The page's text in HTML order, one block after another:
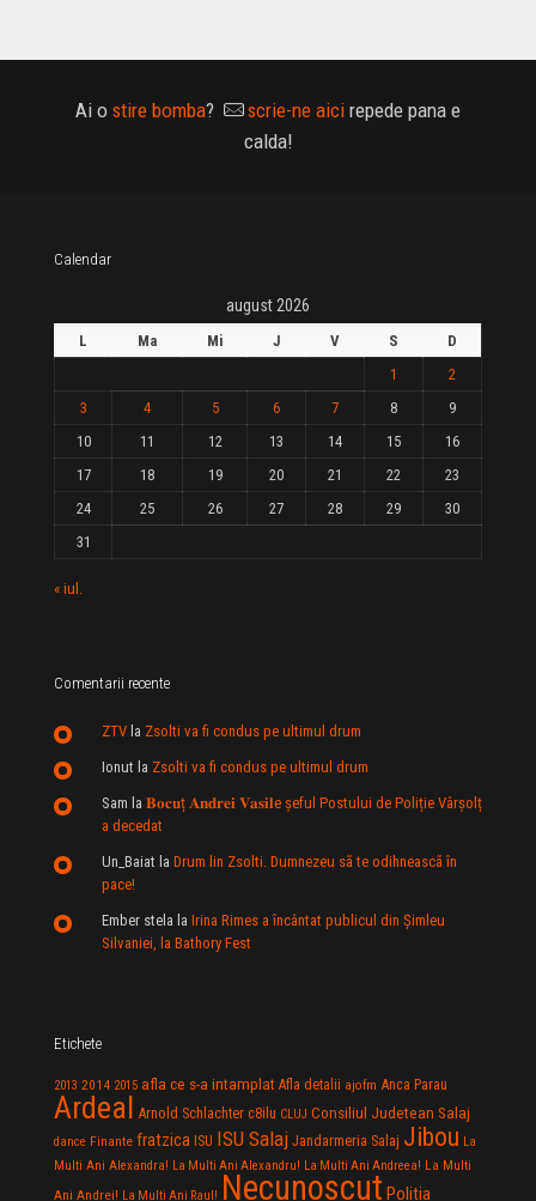
Ai o stire bomba? scrie-ne aici repede pana e
calda!
Calendar
august 2026
L Ma Mi J V S
D
1
2
3
4 5 6 7 8
9
10
11 12 13 14 15
16
17
18 19 20 21 22
23
24
25 26 27 28 29
30
31
« iul.
Comentarii recente
ZTV la Zsolti va fi condus pe ultimul drum
Ionut la Zsolti va fi condus pe ultimul drum
Sam la 𝐁𝐨𝐜𝐮ț 𝐀𝐧𝐝𝐫𝐞𝐢 𝐕𝐚𝐬𝐢𝐥e şeful Postului de Poliție Vârșolț
a decedat
Un_Baiat la Drum lin Zsolti. Dumnezeu sã te odihneascã în
pace!
Ember stela la Irina Rimes a încântat publicul din Şimleu
Silvaniei, la Bathory Fest
Etichete
2013 2014 2015 afla ce s-a intamplat Afla detalii ajofm Anca Parau
Ardeal Arnold Schlachter c8ilu CLUJ Consiliul Judetean Salaj
dance Finante fratzica ISU ISU Salaj Jandarmeria Salaj Jibou La
Multi Ani Alexandra! La Multi Ani Alexandru! La Multi Ani Andreea! La Multi
Ani Andrei! La Multi Ani Raul! Necunoscut Politia